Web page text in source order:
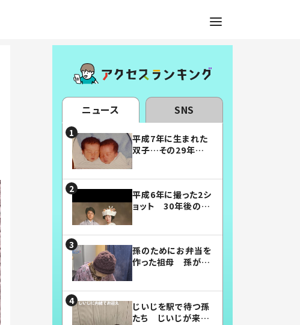
ニュース SNS
平成7年に生まれた
双子…その29年後
平成6年に撮った2シ
ョット 30年後の姿
孫のためにお弁当を
作った祖母 孫が絶
じいじを駅で待つ孫
たち じいじが来た